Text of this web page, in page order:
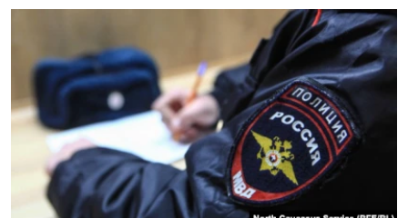
Вернутся
поискуСЕВЕР.РЕАЛИИ
СИБИРЬ.РЕАЛИИ
РАСПИСАНИЕ ВЕЩАНИЯ
ПОДПИШИТЕСЬ НА РАССЫЛКУ
СОЦИАЛЬНЫЕ СЕТИ